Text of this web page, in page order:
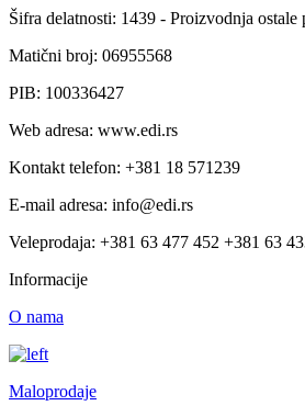
Šifra delatnosti: 1439 - Proizvodnja ostale
Matični broj: 06955568
PIB: 100336427
Web adresa: www.edi.rs
Kontakt telefon: +381 18 571239
E-mail adresa: info@edi.rs
Veleprodaja: +381 63 477 452 +381 63
Informacije
O nama
Maloprodaje